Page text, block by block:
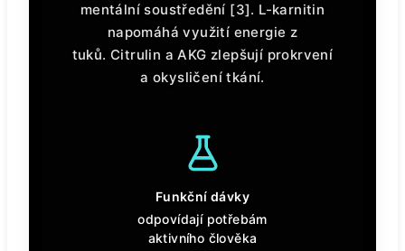
mentální soustředění [3]. L-karnitin
napomáhá využití energie z
tuků. Citrulin a AKG zlepšují prokrvení
a okysličení tkání.
Funkční dávky
odpovídají potřebám
aktivního člověka